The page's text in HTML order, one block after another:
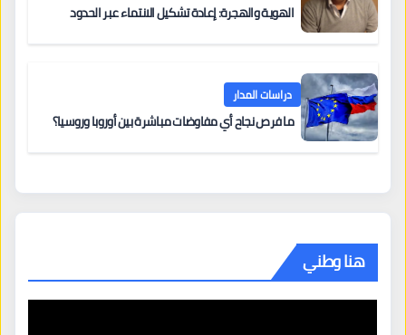
الهوية والهجرة: إعادة تشكيل الانتماء عبر الحدود
دراسات المدار
ما فرص نجاح أي مفاوضات مباشرة بين أوروبا وروسيا؟
هنا وطني